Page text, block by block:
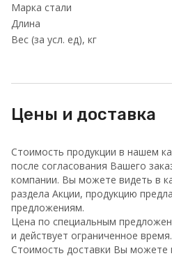
Марка стали
Длина
Вес (за усл. ед), кг
Цены и доставка
Стоимость продукции в нашем
после согласования Вашего
компании. Вы можете видеть в
раздела Акции, продукцию
предложениям.
Цена по специальным
и действует ограниченное время.
Стоимость доставки Вы можете